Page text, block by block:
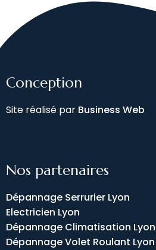
Conception
Site réalisé par Business Web
Nos partenaires
Dépannage Serrurier Lyon
Electricien Lyon
Dépannage Climatisation Lyon
Dépannage Volet Roulant Lyon